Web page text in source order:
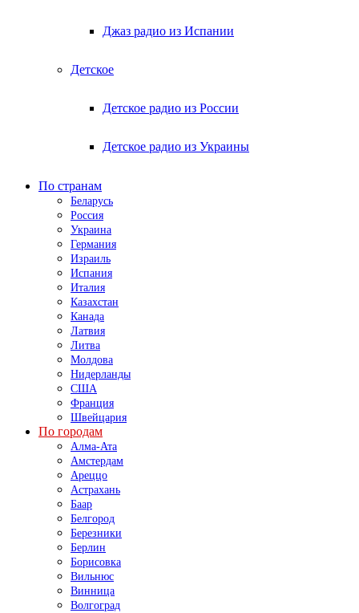
Джаз радио из Испании
Детское
Детское радио из России
Детское радио из Украины
По странам
Беларусь
Россия
Украина
Германия
Израиль
Испания
Италия
Казахстан
Канада
Латвия
Литва
Молдова
Нидерланды
США
Франция
Швейцария
По городам
Алма-Ата
Амстердам
Ареццо
Астрахань
Баар
Белгород
Березники
Берлин
Борисовка
Вильнюс
Винница
Волгоград